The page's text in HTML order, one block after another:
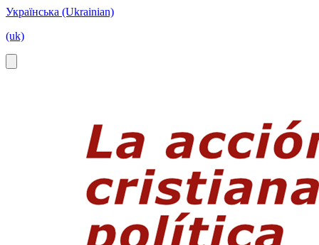
Українська (Ukrainian)
(uk)